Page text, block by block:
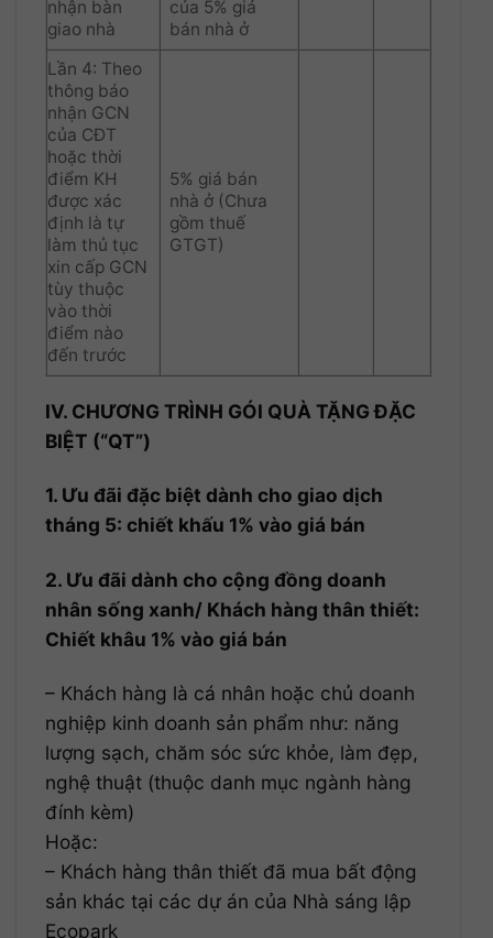
nhận bàn
giao nhà
của 5% giá
bán nhà ở
Lần 4: Theo
thông báo
nhận GCN
của CĐT
hoặc thời
điểm KH
được xác
định là tự
làm thủ tục
xin cấp GCN
tùy thuộc
vào thời
điểm nào
đến trước
5% giá bán
nhà ở (Chưa
gồm thuế
GTGT)
IV. CHƯƠNG TRÌNH GÓI QUÀ TẶNG ĐẶC
BIỆT (“QT”)
1. Ưu đãi đặc biệt dành cho giao dịch
tháng 5: chiết khấu 1% vào giá bán
2. Ưu đãi dành cho cộng đồng doanh
nhân sống xanh/ Khách hàng thân thiết:
Chiết khâu 1% vào giá bán
– Khách hàng là cá nhân hoặc chủ doanh
nghiệp kinh doanh sản phẩm như: năng
lượng sạch, chăm sóc sức khỏe, làm đẹp,
nghệ thuật (thuộc danh mục ngành hàng
đính kèm)
Hoặc:
– Khách hàng thân thiết đã mua bất động
sản khác tại các dự án của Nhà sáng lập
Ecopark